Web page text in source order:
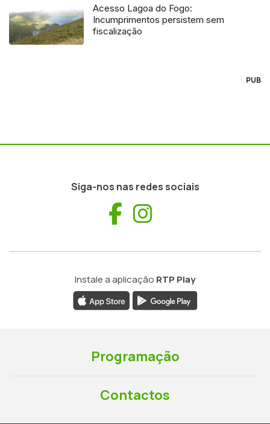
Acesso Lagoa do Fogo:
Incumprimentos persistem sem
fiscalização
PUB
Siga-nos nas redes sociais
Facebook
Instale a aplicação RTP Play
Programação
Contactos